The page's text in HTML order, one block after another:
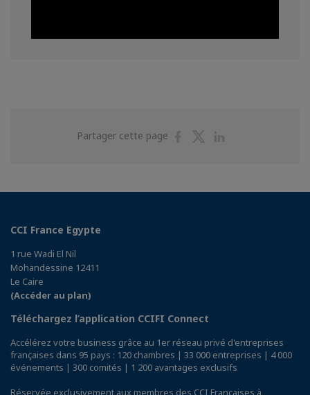
Partager cette page
PartagerPartager
CCI France Egypte
1 rue Wadi El Nil
Mohandessine 12411
Le Caire
(Accéder au plan)
Téléchargez l’application CCIFI Connect
Accélérez votre business grâce au 1er réseau privé d'entreprises
françaises dans 95 pays : 120 chambres | 33 000 entreprises | 4 000
événements | 300 comités | 1 200 avantages exclusifs
Réservée exclusivement aux membres des CCI Françaises à